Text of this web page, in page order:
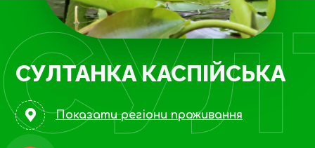
СУЛТАНКА КАСПІЙСЬКА
Показати регіони проживання